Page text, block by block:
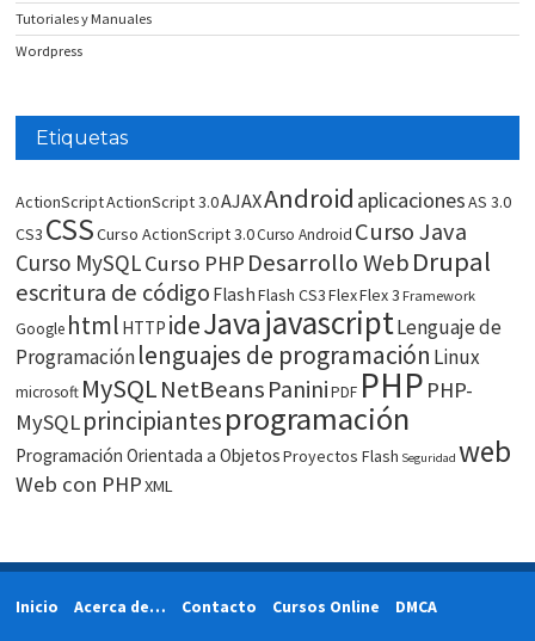
Tutoriales y Manuales
Wordpress
Etiquetas
ActionScriptActionScript 3.0AJAXAndroid aplicacionesAS 3.0
CS3 CSSCurso ActionScript 3.0Curso Android Curso Java
Curso MySQLCurso PHP Desarrollo WebDrupal
escritura de código FlashFlash CS3FlexFlex 3 Framework
Google html HTTP ideJavajavascriptLenguaje de
Programaciónlenguajes de programación Linux
microsoft MySQLNetBeans Panini PDF PHP PHP-
MySQLprincipiantesprogramación
Programación Orientada a ObjetosProyectos Flash Seguridad web
Web con PHPXML
Inicio Acerca de… Contacto Cursos Online
DMCA